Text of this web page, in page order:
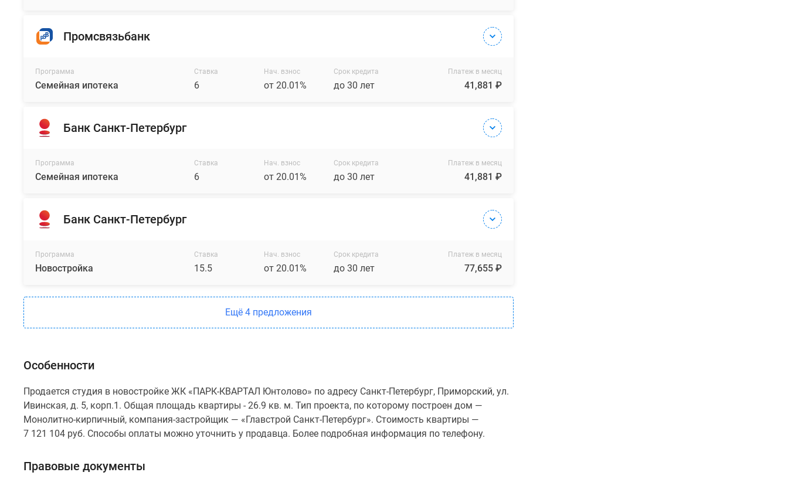
Промсвязьбанк
Программа
Семейная ипотека
Ставка
6
Нач. взнос
от 20.01%
Срок кредита
до 30 лет
Платеж в месяц
41,881 ₽
Банк Санкт-Петербург
Программа
Семейная ипотека
Ставка
6
Нач. взнос
от 20.01%
Срок кредита
до 30 лет
Платеж в месяц
41,881 ₽
Банк Санкт-Петербург
Программа
Новостройка
Ставка
15.5
Нач. взнос
от 20.01%
Срок кредита
до 30 лет
Платеж в месяц
77,655 ₽
Ещё 4 предложения
Особенности
Продается студия в новостройке ЖК «ПАРК-КВАРТАЛ Юнтолово» по адресу Санкт-Петербург, Приморский, ул.
Ивинская, д. 5, корп.1. Общая площадь квартиры - 26.9 кв. м. Тип проекта, по которому построен дом —
Монолитно-кирпичный, компания-застройщик — «Главстрой Санкт-Петербург». Стоимость квартиры —
7 121 104 руб. Способы оплаты можно уточнить у продавца. Более подробная информация по телефону.
Правовые документы